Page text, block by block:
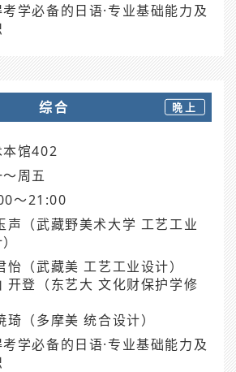
考学必备的日语·专业基础能力及
综合 晩上
本馆402
周五
～21:00
声（武藏野美术大学 工艺工业
怡（武藏美 工艺工业设计）
开登（东艺大 文化财保护学修
琦（多摩美 统合设计）
考学必备的日语·专业基础能力及